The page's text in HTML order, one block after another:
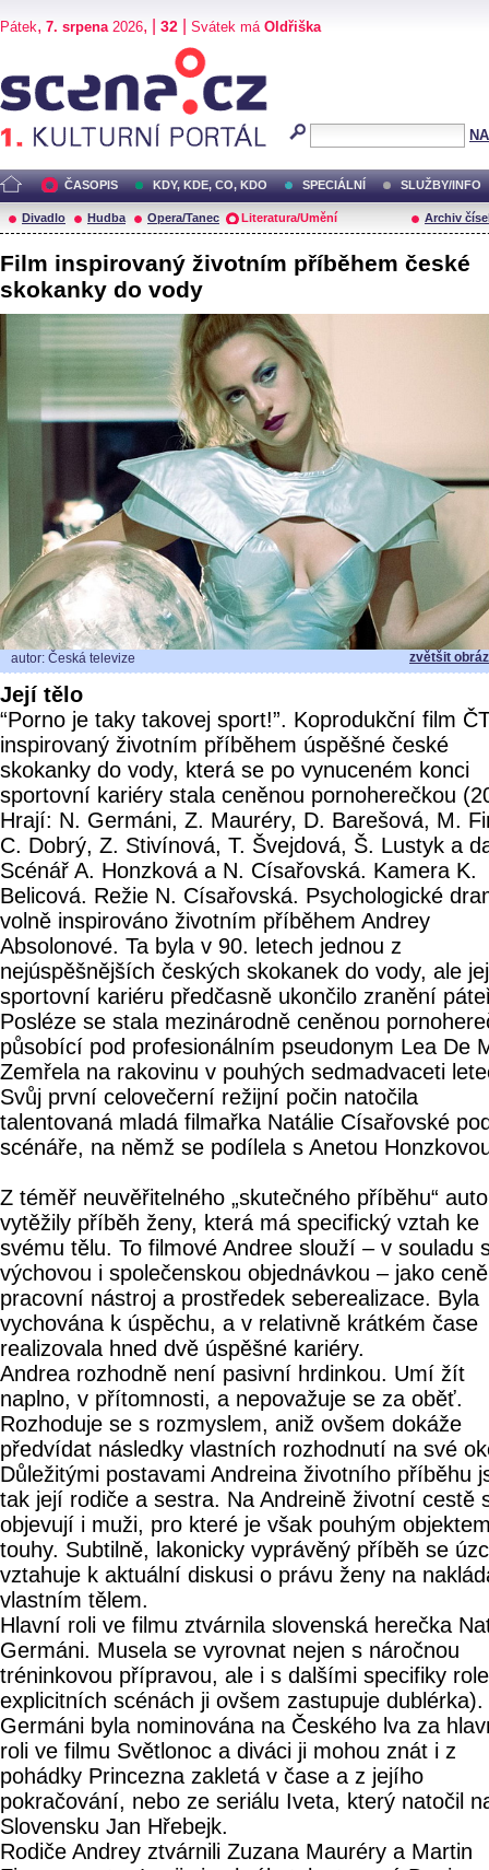
Pátek, 7. srpena2026, | 32 Svátek má Oldřiška
ČASOPIS KDY, KDE, CO, KDO SPECIÁLNÍ SLUŽBY/INFO
Divadlo Hudba Opera/Tanec Literatura/Umění Archiv
Film inspirovaný životním příběhem české
skokanky do vody
autor: Česká televize zvětšit
Její tělo
“Porno je taky takovej sport!”. Koprodukční film
inspirovaný životním příběhem úspěšné české
skokanky do vody, která se po vynuceném konci
sportovní kariéry stala ceněnou pornoherečkou
Hrají: N. Germáni, Z. Mauréry, D. Barešová, M.
C. Dobrý, Z. Stivínová, T. Švejdová, Š. Lustyk a
Scénář A. Honzková a N. Císařovská. Kamera K.
Belicová. Režie N. Císařovská. Psychologické
volně inspirováno životním příběhem Andrey
Absolonové. Ta byla v 90. letech jednou z
nejúspěšnějších českých skokanek do vody, ale
sportovní kariéru předčasně ukončilo zranění
Posléze se stala mezinárodně ceněnou
působící pod profesionálním pseudonym Lea De
Zemřela na rakovinu v pouhých sedmadvaceti
Svůj první celovečerní režijní počin natočila
talentovaná mladá filmařka Natálie Císařovské
scénáře, na němž se podílela s Anetou
Z téměř neuvěřitelného „skutečného příběhu“
vytěžily příběh ženy, která má specifický vztah ke
svému tělu. To filmové Andree slouží – v souladu
výchovou i společenskou objednávkou – jako
pracovní nástroj a prostředek seberealizace. Byla
vychována k úspěchu, a v relativně krátkém čase
realizovala hned dvě úspěšné kariéry.
Andrea rozhodně není pasivní hrdinkou. Umí žít
naplno, v přítomnosti, a nepovažuje se za oběť.
Rozhoduje se s rozmyslem, aniž ovšem dokáže
předvídat následky vlastních rozhodnutí na své
Důležitými postavami Andreina životního příběhu
tak její rodiče a sestra. Na Andreině životní cestě
objevují i muži, pro které je však pouhým
touhy. Subtilně, lakonicky vyprávěný příběh se
vztahuje k aktuální diskusi o právu ženy na
vlastním tělem.
Hlavní roli ve filmu ztvárnila slovenská herečka
Germáni. Musela se vyrovnat nejen s náročnou
tréninkovou přípravou, ale i s dalšími specifiky
explicitních scénách ji ovšem zastupuje dublérka).
Germáni byla nominována na Českého lva za
roli ve filmu Světlonoc a diváci ji mohou znát i z
pohádky Princezna zakletá v čase a z jejího
pokračování, nebo ze seriálu Iveta, který natočil
Slovensku Jan Hřebejk.
Rodiče Andrey ztvárnili Zuzana Mauréry a Martin